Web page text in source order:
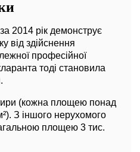
2014 рік демонструє
від здійснення
професійної
тоді становила
(кожна площею понад
З іншого нерухомого
площею 3 тис.